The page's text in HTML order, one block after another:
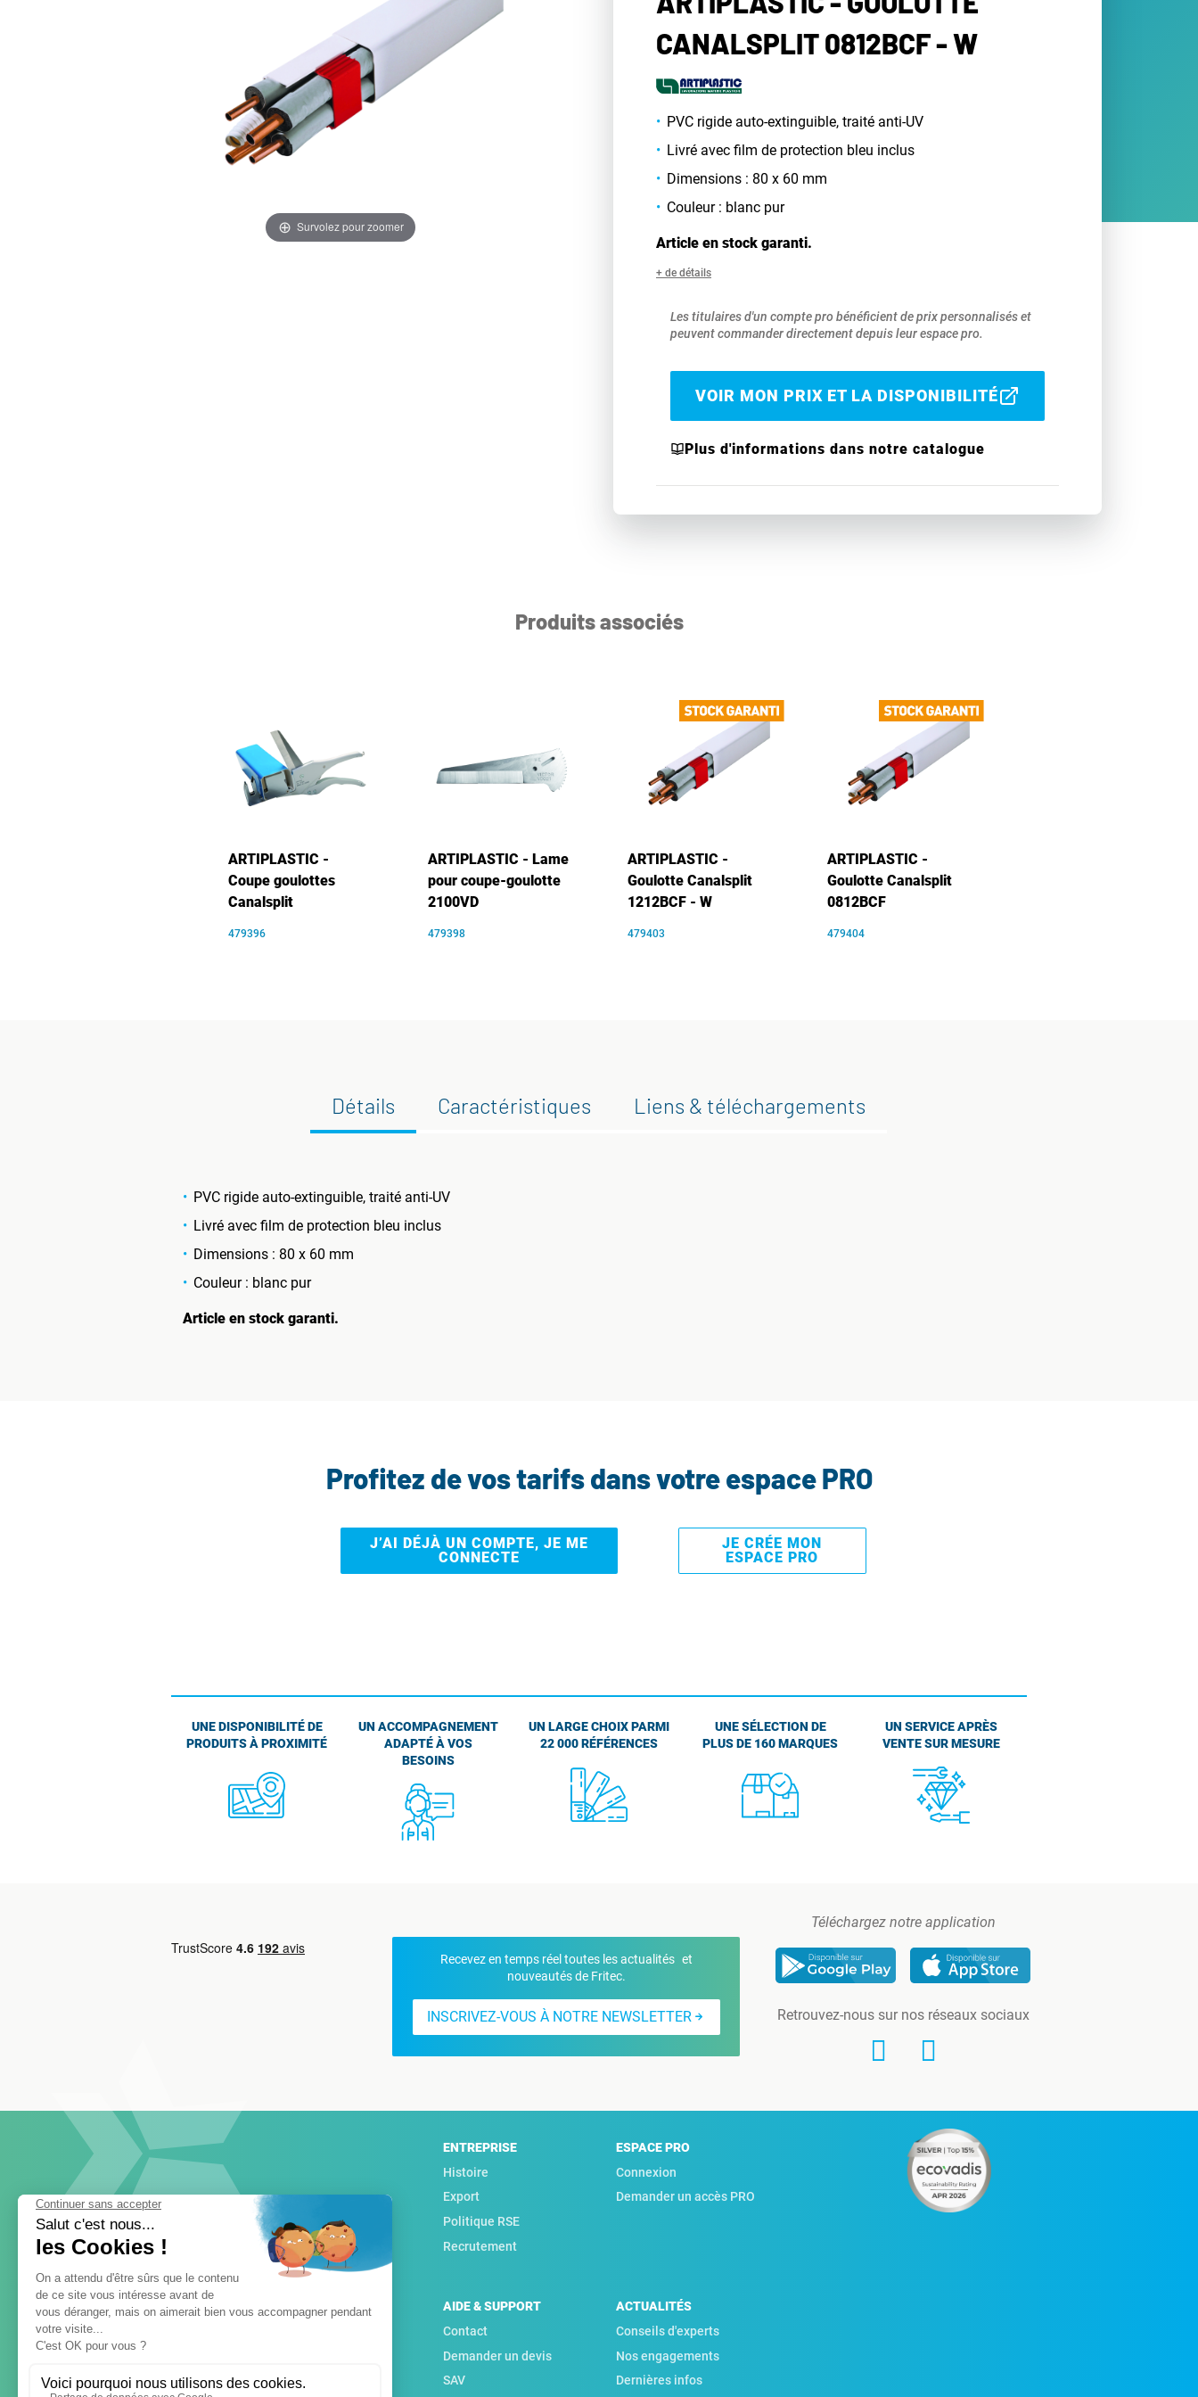
Survolez pour zoomer
CANALSPLIT 0812BCF - W
PVC rigide auto-extinguible, traité anti-UV
Livré avec film de protection bleu inclus
Dimensions : 80 x 60 mm
Couleur : blanc pur
Article en stock garanti.
+ de détails
Les titulaires d'un compte pro bénéficient de prix personnalisés et
peuvent commander directement depuis leur espace pro.
VOIR MON PRIX ET LA DISPONIBILITÉ
Plus d'informations dans notre catalogue
Produits associés
ARTIPLASTIC -
Coupe goulottes
Canalsplit
479396
ARTIPLASTIC - Lame
pour coupe-goulotte
2100VD
479398
ARTIPLASTIC -
Goulotte Canalsplit
1212BCF - W
479403
ARTIPLASTIC -
Goulotte Canalsplit
0812BCF
479404
Détails Caractéristiques Liens & téléchargements
PVC rigide auto-extinguible, traité anti-UV
Livré avec film de protection bleu inclus
Dimensions : 80 x 60 mm
Couleur : blanc pur
Article en stock garanti.
Profitez de vos tarifs dans votre espace PRO
J’AI DÉJÀ UN COMPTE, JE ME
CONNECTE
JE CRÉE MON
ESPACE PRO
UNE DISPONIBILITÉ DE
PRODUITS À PROXIMITÉ
UN ACCOMPAGNEMENT
ADAPTÉ À VOS
BESOINS
UN LARGE CHOIX PARMI
22 000 RÉFÉRENCES
UNE SÉLECTION DE
PLUS DE 160 MARQUES
UN SERVICE APRÈS
VENTE SUR MESURE
Recevez en temps réel toutes les actualités et
nouveautés de Fritec.
INSCRIVEZ-VOUS À NOTRE NEWSLETTER
Téléchargez notre application
Retrouvez-nous sur nos réseaux sociaux
ENTREPRISE
Histoire
Export
Politique RSE
Recrutement
ESPACE PRO
Connexion
Demander un accès PRO
AIDE & SUPPORT
Contact
Demander un devis
SAV
ACTUALITÉS
Conseils d'experts
Nos engagements
Dernières infos